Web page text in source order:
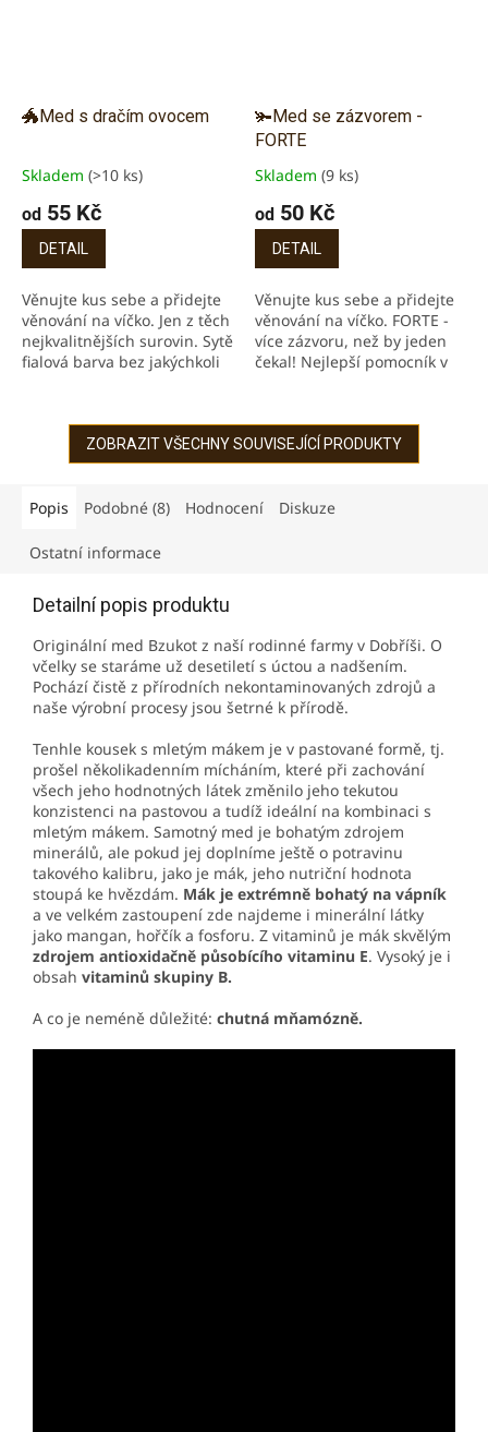
🐲Med s dračím ovocem
Průměrné
produktu
4,7
5
hvězdiček.
Skladem (>10 ks)
od 55 Kč
DETAIL
Věnujte kus sebe a přidejte
věnování na víčko. Jen z těch
nejkvalitnějších surovin. Sytě
fialová barva bez jakýchkoli
dračího...
🫚Med se zázvorem -
FORTE
Průměrné
produktu
5,0
5
hvězdiček.
Skladem (9 ks)
od 50 Kč
DETAIL
Věnujte kus sebe a přidejte
věnování na víčko. FORTE -
více zázvoru, než by jeden
čekal! Nejlepší pomocník v
nevolnostem....
ZOBRAZIT VŠECHNY SOUVISEJÍCÍ PRODUKTY
Popis Podobné (8) Hodnocení Diskuze
Ostatní informace
Detailní popis produktu
Originální med Bzukot z naší rodinné farmy v Dobříši. O
včelky se staráme už desetiletí s úctou a nadšením.
Pochází čistě z přírodních nekontaminovaných zdrojů a
naše výrobní procesy jsou šetrné k přírodě.
Tenhle kousek s mletým mákem je v pastované formě, tj.
prošel několikadenním mícháním, které při zachování
všech jeho hodnotných látek změnilo jeho tekutou
konzistenci na pastovou a tudíž ideální na kombinaci s
mletým mákem. Samotný med je bohatým zdrojem
minerálů, ale pokud jej doplníme ještě o potravinu
takového kalibru, jako je mák, jeho nutriční hodnota
stoupá ke hvězdám. Mák je extrémně bohatý na vápník
a ve velkém zastoupení zde najdeme i minerální látky
jako mangan, hořčík a fosforu. Z vitaminů je mák skvělým
zdrojem antioxidačně působícího vitaminu E. Vysoký je i
obsah vitaminů skupiny B.
A co je neméně důležité: chutná mňamózně.